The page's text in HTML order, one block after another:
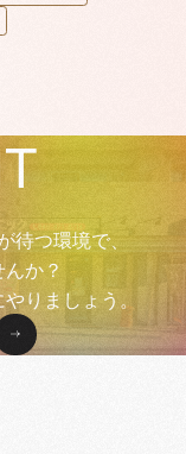
待つ環境で、
か？
りましょう。